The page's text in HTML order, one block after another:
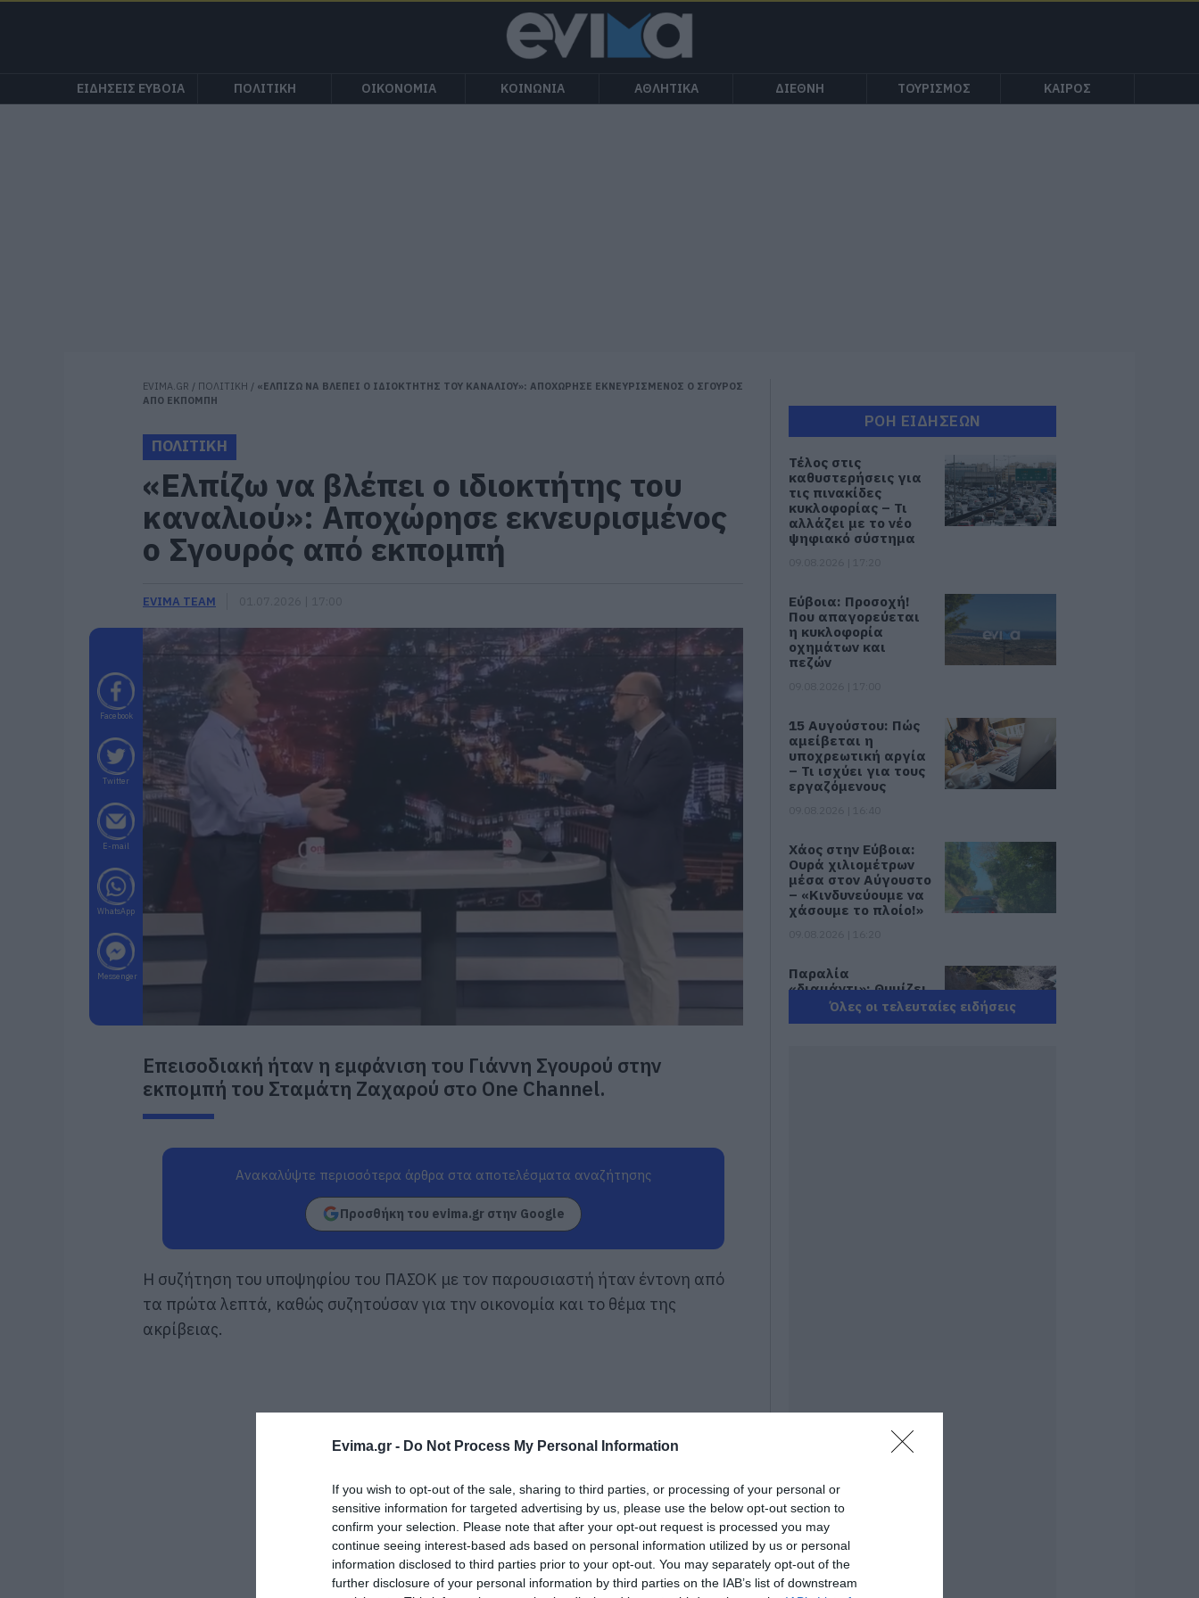
Evima.gr - Do Not Process My Personal Information
If you wish to opt-out of the sale, sharing to third parties, or processing of your personal or
sensitive information for targeted advertising by us, please use the below opt-out section to
confirm your selection. Please note that after your opt-out request is processed you may
continue seeing interest-based ads based on personal information utilized by us or personal
information disclosed to third parties prior to your opt-out. You may separately opt-out of the
further disclosure of your personal information by third parties on the IAB’s list of downstream
ΕΙΔΗΣΕΙΣ ΕΥΒΟΙΑ ΠΟΛΙΤΙΚΗ ΟΙΚΟΝΟΜΙΑ ΚΟΙΝΩΝΙΑ ΑΘΛΗΤΙΚΑ ΔΙΕΘΝΗ ΤΟΥΡΙΣΜΟΣ ΚΑΙΡΟΣ
EVIMA.GR / ΠΟΛΙΤΙΚΗ / «ΕΛΠΙΖΩ ΝΑ ΒΛΕΠΕΙ Ο ΙΔΙΟΚΤΗΤΗΣ ΤΟΥ ΚΑΝΑΛΙΟΥ»: ΑΠΟΧΩΡΗΣΕ ΕΚΝΕΥΡΙΣΜΕΝΟΣ Ο ΣΓΟΥΡΟΣ
ΑΠΟ ΕΚΠΟΜΠΗ
ΠΟΛΙΤΙΚΗ
«Ελπίζω να βλέπει ο ιδιοκτήτης του
καναλιού»: Αποχώρησε εκνευρισμένος
ο Σγουρός από εκπομπή
EVIMA TEAM
Facebook
Twitter
E-mail
WhatsApp
Messenger
Επεισοδιακή ήταν η εμφάνιση του Γιάννη Σγουρού στην
εκπομπή του Σταμάτη Ζαχαρού στο One Channel.
Ανακαλύψτε περισσότερα άρθρα στα αποτελέσματα αναζήτησης
Προσθήκη του evima.gr στην Google
Η συζήτηση του υποψηφίου του ΠΑΣΟΚ με τον παρουσιαστή ήταν έντονη από
τα πρώτα λεπτά, καθώς συζητούσαν για την οικονομία και το θέμα της
ακρίβειας.
ΡΟΗ ΕΙΔΗΣΕΩΝ
Τέλος στις
καθυστερήσεις για
τις πινακίδες
κυκλοφορίας – Τι
αλλάζει με το νέο
ψηφιακό σύστημα
Εύβοια: Προσοχή!
Που απαγορεύεται
η κυκλοφορία
οχημάτων και
πεζών
15 Αυγούστου: Πώς
αμείβεται η
υποχρεωτική αργία
– Τι ισχύει για τους
εργαζόμενους
Χάος στην Εύβοια:
Ουρά χιλιομέτρων
μέσα στον Αύγουστο
– «Κινδυνεύουμε να
χάσουμε το πλοίο!»
Παραλία
«διαμάντι»: Θυμίζει
Κουφονήσια και
απέχει μόλις 1,5
Τουρισμός για Όλους
2026-2027: Ποιοι
σήμερα – Έως 600
ευρώ η επιδότηση
09.08.2026 | 14:40
Έκτακτα μέτρα και
απαγορεύσεις
σήμερα στην Εύβοια
Όλες οι τελευταίες ειδήσεις